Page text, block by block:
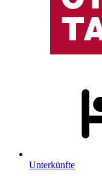
Unterkünfte